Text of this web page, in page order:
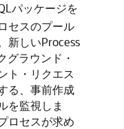
パッケージを
セスのプール
新しいProcess
グラウンド・
ト・リクエス
る、事前作成
を監視しま
ロセスが求め